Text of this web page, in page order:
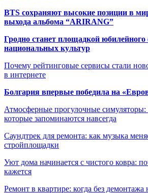
BTS сохраняют высокие позиции в
выхода альбома “ARIRANG”
Гродно станет площадкой юбилейного
национальных культур
Почему рейтинговые сервисы стали
в интернете
Болгария впервые победила на
Атмосферные прогулочные симуляторы:
которые запоминаются навсегда
Саундтрек для ремонта: как музыка
стройплощадки
Уют дома начинается с чистого ковра:
кажется
Ремонт в квартире: когда без демонтажа